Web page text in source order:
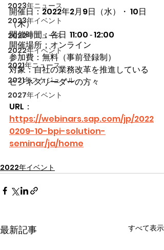
2023年ニュース
2023年イベント
2022年ニュース
2022年イベント
2021年ニュース
2021年スケジュール
2027年イベント
開催日：2022年2月9日（水）・ 10日
（木）
開催時間：各日  11:00 ‐ 12:00
開催場所：オンライン
参加費：無料（事前登録制）
対象：自社の業務改革を推進している
ビジネスリーダーの方々
URL：
https://webinars.sap.com/jp/2022
0209-10-bpi-solution-
seminar/ja/home
2022年イベント
最新記事 すべて表示